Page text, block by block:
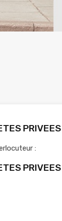
PRIVEES
:
PRIVEES